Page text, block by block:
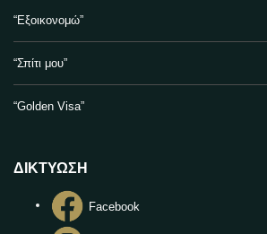
“Εξοικονομώ”
“Σπίτι μου”
“Golden Visa”
ΔΙΚΤΥΩΣΗ
Facebook